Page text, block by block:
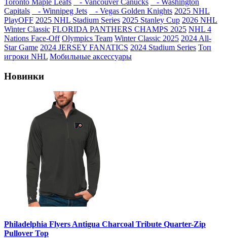
Toronto Maple Leafs
- Vancouver Canucks
- Washington
Capitals
- Winnipeg Jets - Vegas Golden Knights 2025 NHL
PlayOFF 2025 NHL Stadium Series 2025 Stanley Cup 2026 NHL
Winter Classic FLORIDA PANTHERS CHAMPS 2025 NHL 4
Nations Face-Off Olympics Team Winter Classic 2025 2024 All-
Star Game 2024 JERSEY FANATICS 2024 Stadium Series Топ
игроки NHL Мобильные аксессуары
Новинки
Philadelphia Flyers Antigua Charcoal Tribute Quarter-Zip
Pullover Top